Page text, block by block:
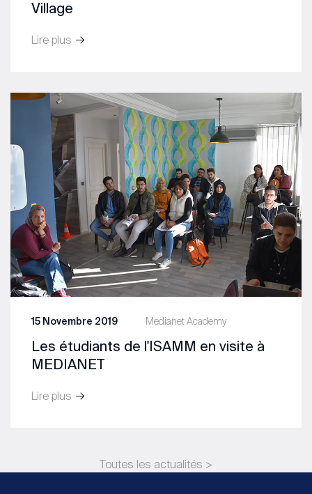
Village
Lire plus
Medianet Academy
15 Novembre 2019
Les étudiants de l'ISAMM en visite à
MEDIANET
Lire plus
Toutes les actualités >